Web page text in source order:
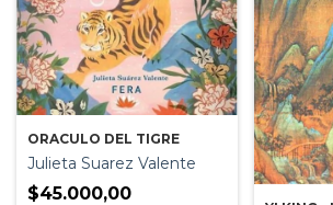
ORACULO DEL TIGRE
Julieta Suarez Valente
$45.000,00